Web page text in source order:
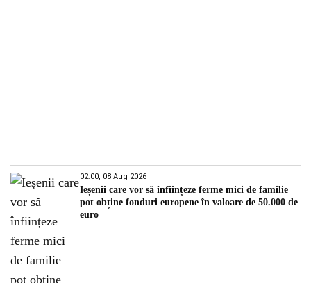
02:00, 08 Aug 2026
Ieșenii care vor să înființeze ferme mici de familie
pot obține fonduri europene în valoare de 50.000 de
euro